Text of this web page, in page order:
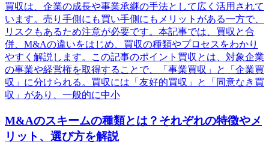
買収は、企業の成長や事業承継の手法として広く活用されて
います。売り手側にも買い手側にもメリットがある一方で、
リスクもあるため注意が必要です。本記事では、買収と合
併、M&Aの違いをはじめ、買収の種類やプロセスをわかり
やすく解説します。この記事のポイント買収とは、対象企業
の事業や経営権を取得することで、「事業買収」と「企業買
収」に分けられる。買収には「友好的買収」と「同意なき買
収」があり、一般的に中小
M&Aのスキームの種類とは？それぞれの特徴やメ
リット、選び方を解説